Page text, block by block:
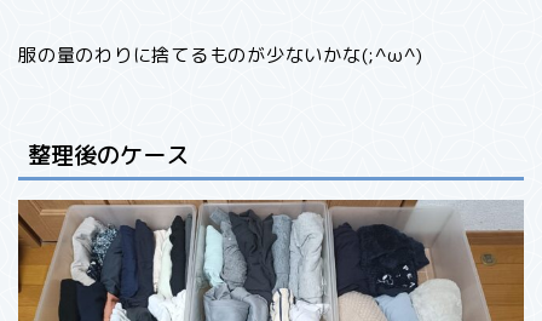
服の量のわりに捨てるものが少ないかな(;^ω^)
整理後のケース